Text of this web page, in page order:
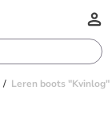
Leren boots